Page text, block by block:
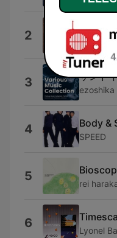
2 Earth,
3 サンド
ezoshika
4 Body &
SPEED
5 rei
6 Lyonel